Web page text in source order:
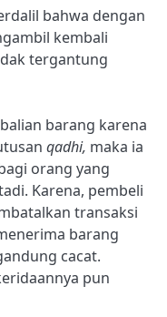
bahwa dengan
kembali
tergantung
barang karena
qadhi, maka ia
orang yang
Karena, pembeli
transaksi
barang
cacat.
pun